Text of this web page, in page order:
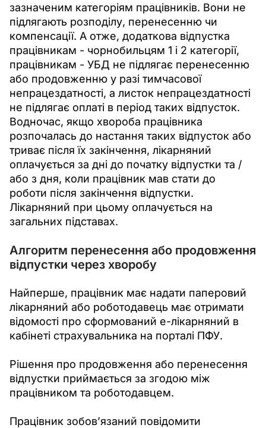
зазначеним категоріям працівників. Вони не
підлягають розподілу, перенесенню чи
компенсації. А отже, додаткова відпустка
працівникам - чорнобильцям 1 і 2 категорії,
працівникам - УБД не підлягає перенесенню
або продовженню у разі тимчасової
непрацездатності, а листок непрацездатності
не підлягає оплаті в період таких відпусток.
Водночас, якщо хвороба працівника
розпочалась до настання таких відпусток або
триває після їх закінчення, лікарняний
оплачується за дні до початку відпустки та /
або з дня, коли працівник мав стати до
роботи після закінчення відпустки.
Лікарняний при цьому оплачується на
загальних підставах.
Алгоритм перенесення або продовження
відпустки через хворобу
Найперше, працівник має надати паперовий
лікарняний або роботодавець має отримати
відомості про сформований е-лікарняний в
кабінеті страхувальника на порталі ПФУ.
Рішення про продовження або перенесення
відпустки приймається за згодою між
працівником та роботодавцем.
Працівник зобов’язаний повідомити